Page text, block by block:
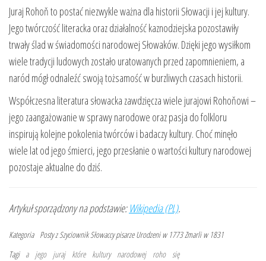
Juraj Rohoň to postać niezwykle ważna dla historii Słowacji i jej kultury.
Jego twórczość literacka oraz działalność kaznodziejska pozostawiły
trwały ślad w świadomości narodowej Słowaków. Dzięki jego wysiłkom
wiele tradycji ludowych zostało uratowanych przed zapomnieniem, a
naród mógł odnaleźć swoją tożsamość w burzliwych czasach historii.
Współczesna literatura słowacka zawdzięcza wiele jurajowi Rohoňowi –
jego zaangażowanie w sprawy narodowe oraz pasja do folkloru
inspirują kolejne pokolenia twórców i badaczy kultury. Choć minęło
wiele lat od jego śmierci, jego przesłanie o wartości kultury narodowej
pozostaje aktualne do dziś.
Artykuł sporządzony na podstawie:Wikipedia (PL).
Kategoria Posty z SzyciownikSłowaccy pisarze Urodzeni w 1773Zmarli w 1831
Tagi a jego juraj które kultury narodowej roho się